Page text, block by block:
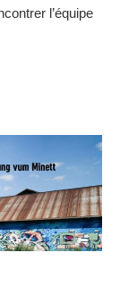
l’équipe